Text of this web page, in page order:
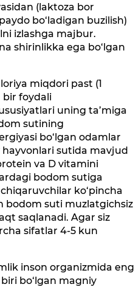
(laktoza bor
bo‘ladigan buzilish)
izlashga majbur.
shirinlikka ega bo‘lgan
miqdori past (1
bir foydali
uning ta’miga
sutining
bo‘lgan odamlar
sutida mavjud
va D vitamini
bodom sutiga
ko‘pincha
bodom suti muzlatgichsiz
saqlanadi. Agar siz
sifatlar 4-5 kun
inson organizmida eng
bo‘lgan magniy